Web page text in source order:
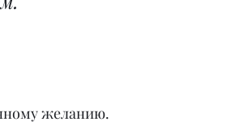
желанию.